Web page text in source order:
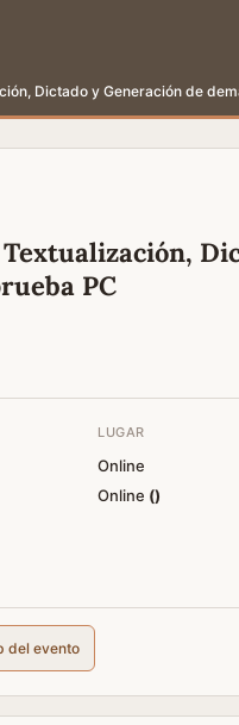
Dictado y Generación de
PC
LUGAR
Online
Online ()
del evento